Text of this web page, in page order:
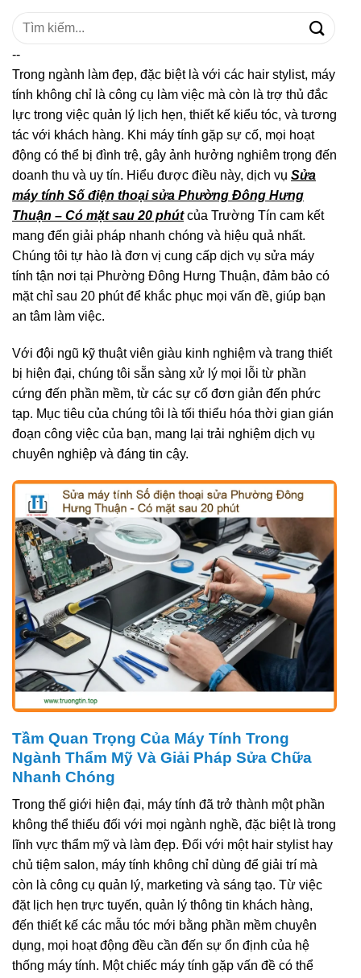
Tìm
--
Trong ngành làm đẹp, đặc biệt là với các hair stylist, máy
tính không chỉ là công cụ làm việc mà còn là trợ thủ đắc
lực trong việc quản lý lịch hẹn, thiết kế kiểu tóc, và tương
tác với khách hàng. Khi máy tính gặp sự cố, mọi hoạt
động có thể bị đình trệ, gây ảnh hưởng nghiêm trọng đến
doanh thu và uy tín. Hiểu được điều này, dịch vụ Sửa
máy tính Số điện thoại sửa Phường Đông Hưng
Thuận – Có mặt sau 20 phútcủa Trường Tín cam kết
mang đến giải pháp nhanh chóng và hiệu quả nhất.
Chúng tôi tự hào là đơn vị cung cấp dịch vụ sửa máy
tính tận nơi tại Phường Đông Hưng Thuận, đảm bảo có
mặt chỉ sau 20 phút để khắc phục mọi vấn đề, giúp bạn
an tâm làm việc.
Với đội ngũ kỹ thuật viên giàu kinh nghiệm và trang thiết
bị hiện đại, chúng tôi sẵn sàng xử lý mọi lỗi từ phần
cứng đến phần mềm, từ các sự cố đơn giản đến phức
tạp. Mục tiêu của chúng tôi là tối thiểu hóa thời gian gián
đoạn công việc của bạn, mang lại trải nghiệm dịch vụ
chuyên nghiệp và đáng tin cậy.
Tầm Quan Trọng Của Máy Tính Trong
Ngành Thẩm Mỹ Và Giải Pháp Sửa Chữa
Nhanh Chóng
Trong thế giới hiện đại, máy tính đã trở thành một phần
không thể thiếu đối với mọi ngành nghề, đặc biệt là trong
lĩnh vực thẩm mỹ và làm đẹp. Đối với một hair stylist hay
chủ tiệm salon, máy tính không chỉ dùng để giải trí mà
còn là công cụ quản lý, marketing và sáng tạo. Từ việc
đặt lịch hẹn trực tuyến, quản lý thông tin khách hàng,
đến thiết kế các mẫu tóc mới bằng phần mềm chuyên
dụng, mọi hoạt động đều cần đến sự ổn định của hệ
thống máy tính. Một chiếc máy tính gặp vấn đề có thể